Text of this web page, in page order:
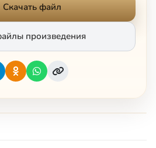
Скачать файл
произведения